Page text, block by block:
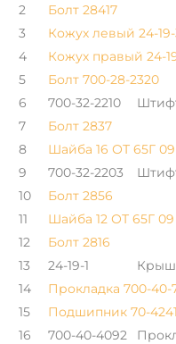
2
Болт 28417
3
Кожух левый 24-
4
Кожух правый 24-
5
Болт 700-28-2320
6
700-32-2210
7
Болт 2837
8
Шайба 16 ОТ 65Г 09
9
700-32-2203
10
Болт 2856
11
Шайба 12 ОТ 65Г 09
12
Болт 2816
13
24-19-1
14
Прокладка 700-40-
15
Подшипник 70-
16
700-40-4092